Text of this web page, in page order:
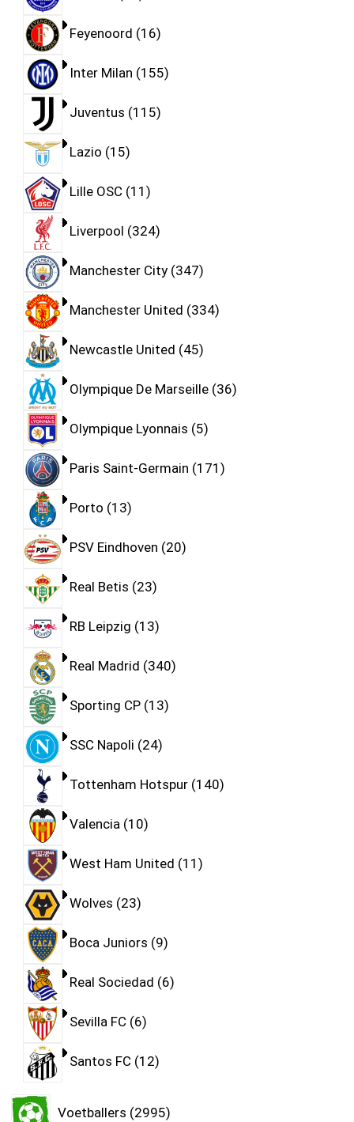
Feyenoord 16
Inter Milan 155
Juventus 115
Lazio 15
Lille OSC 11
Liverpool 324
Manchester City 347
Manchester United 334
Newcastle United 45
Olympique De Marseille 36
Olympique Lyonnais 5
Paris Saint-Germain 171
Porto 13
PSV Eindhoven 20
Real Betis 23
RB Leipzig 13
Real Madrid 340
Sporting CP 13
SSC Napoli 24
Tottenham Hotspur 140
Valencia 10
West Ham United 11
Wolves 23
Boca Juniors 9
Real Sociedad 6
Sevilla FC 6
Santos FC 12
Voetballers 2995